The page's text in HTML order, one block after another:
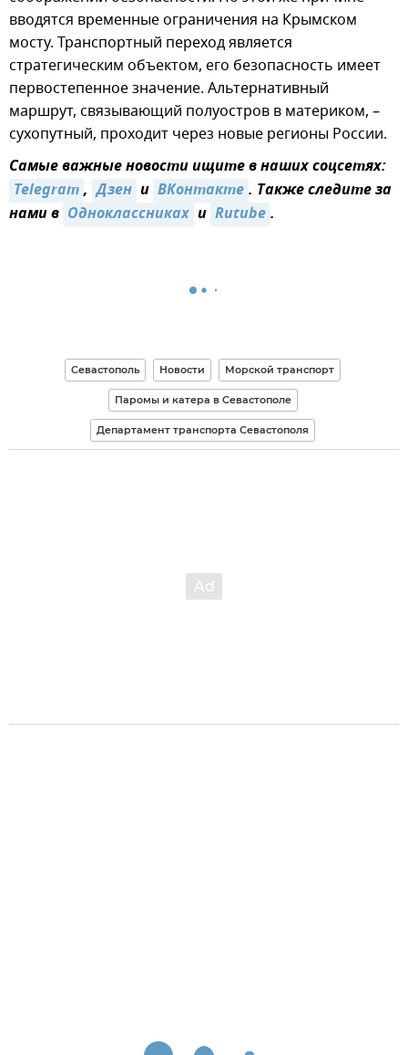
вводятся временные ограничения на Крымском
мосту. Транспортный переход является
стратегическим объектом, его безопасность имеет
первостепенное значение. Альтернативный
маршрут, связывающий полуостров в материком, –
сухопутный, проходит через новые регионы России.
Самые важные новости ищите в наших соцсетях:
Telegram, Дзен и ВКонтакте. Также следите за
нами в Одноклассниках и Rutube.
Севастополь Новости Морской транспорт
Паромы и катера в Севастополе
Департамент транспорта Севастополя